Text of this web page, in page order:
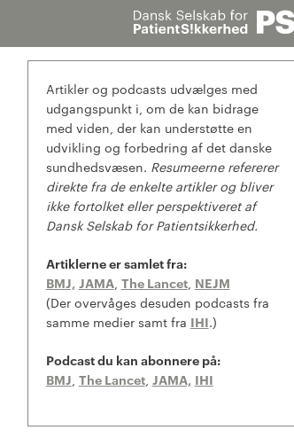
Søg
Artikler og podcasts udvælges med
udgangspunkt i, om de kan bidrage
med viden, der kan understøtte en
udvikling og forbedring af det danske
sundhedsvæsen. Resumeerne refererer
direkte fra de enkelte artikler og bliver
ikke fortolket eller perspektiveret af
Dansk Selskab for Patientsikkerhed.
Artiklerne er samlet fra:
BMJ, JAMA, The Lancet, NEJM
(Der overvåges desuden podcasts fra
samme medier samt fra IHI.)
Podcast du kan abonnere på:
BMJ, The Lancet, JAMA, IHI